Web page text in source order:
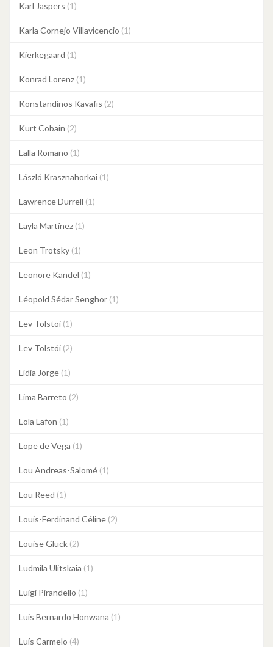
Karl Jaspers (1)
Karla Cornejo Villavicencio (1)
Kierkegaard (1)
Konrad Lorenz (1)
Konstandinos Kavafis (2)
Kurt Cobain (2)
Lalla Romano (1)
László Krasznahorkai (1)
Lawrence Durrell (1)
Layla Martínez (1)
Leon Trotsky (1)
Leonore Kandel (1)
Léopold Sédar Senghor (1)
Lev Tolstoi (1)
Lev Tolstói (2)
Lídia Jorge (1)
Lima Barreto (2)
Lola Lafon (1)
Lope de Vega (1)
Lou Andreas-Salomé (1)
Lou Reed (1)
Louis-Ferdinand Céline (2)
Louise Glück (2)
Ludmila Ulitskaia (1)
Luigi Pirandello (1)
Luis Bernardo Honwana (1)
Luís Carmelo (4)